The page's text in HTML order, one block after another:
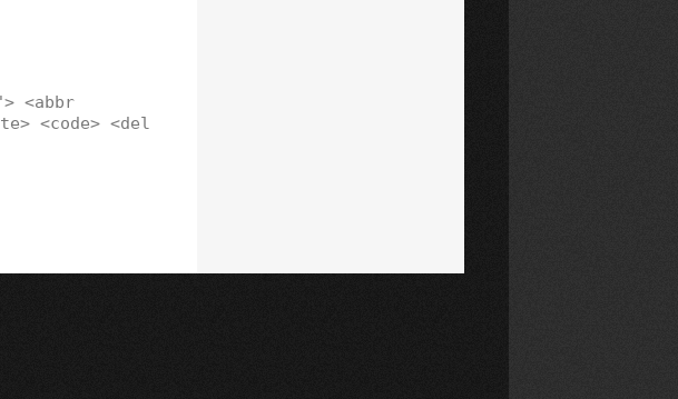
<abbr
<code> <del